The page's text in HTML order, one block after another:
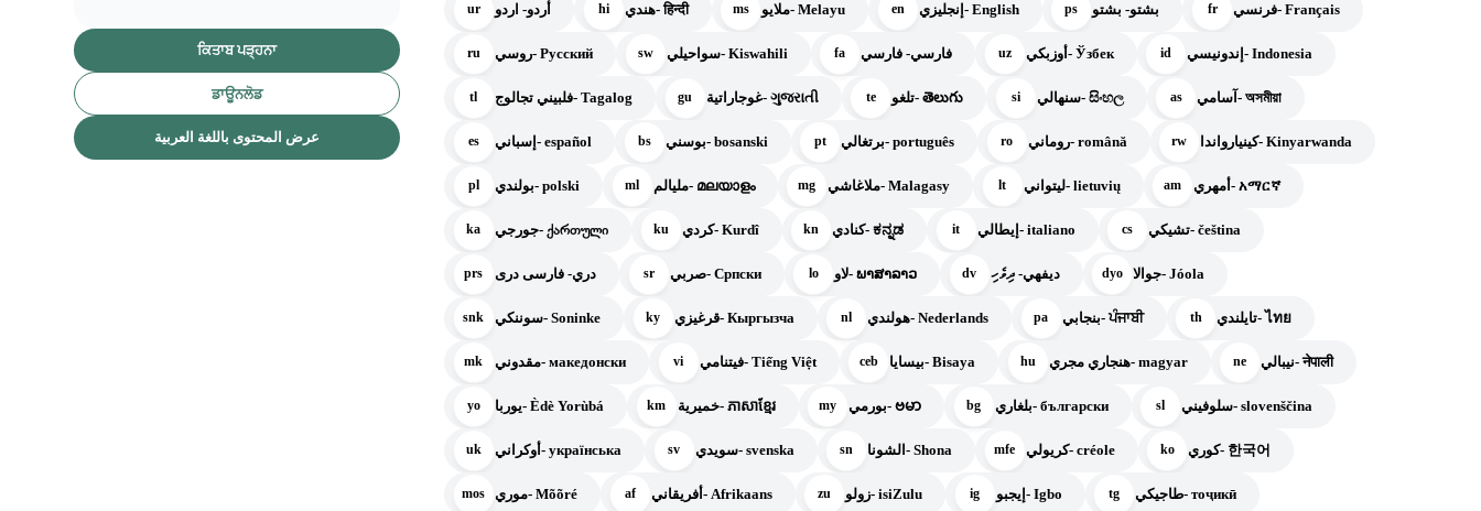
ਕਿਤਾਬ ਪੜ੍ਹਨਾ
ਡਾਊਨਲੋਡ
عرض المحتوى باللغة العربية
ur أردو- اردو hi هندي- हिन्दी ms ملايو- Melayu en إنجليزي- English ps بشتو- بشتو fr فرنسي- Français
ru روسي- Русский sw سواحيلي- Kiswahili fa فارسي- فارسي uz أوزبكي- Ўзбек id إندونيسي- Indonesia
tl فلبيني تجالوج- Tagalog gu غوجاراتية- ગુજરાતી te تلغو- తెలుగు si سنهالي- සිංහල as آسامي- অসমীয়া
es إسباني- español bs بوسني- bosanski pt برتغالي- português ro روماني- română rw كينيارواندا- Kinyarwanda
pl بولندي- polski ml مليالم- മലയാളം mg ملاغاشي- Malagasy lt ليتواني- lietuvių am أمهري- አማርኛ
ka جورجي- ქართული ku كردي- Kurdî kn كنادي- ಕನ್ನಡ it إيطالي- italiano cs تشيكي- čeština
prs دري- فارسی دری sr صربي- Српски lo لاو- ພາສາລາວ dv ديفهي- ދިވެހި dyo جوالا- Jóola
snk سوننكي- Soninke ky قرغيزي- Кыргызча nl هولندي- Nederlands pa بنجابي- ਪੰਜਾਬੀ th تايلندي- ไทย
mk مقدوني- македонски vi فيتنامي- Tiếng Việt ceb بيسايا- Bisaya hu هنجاري مجري- magyar ne نيبالي- नेपाली
yo يوربا- Èdè Yorùbá km خميرية- ភាសាខ្មែរ my بورمي- ဗမာ bg بلغاري- български sl سلوفيني- slovenščina
uk أوكراني- українська sv سويدي- svenska sn الشونا- Shona mfe كريولي- créole ko كوري- 한국어
mos موري- Mõõré af أفريقاني- Afrikaans zu زولو- isiZulu ig إيجبو- Igbo tg طاجيكي- тоҷикӣ